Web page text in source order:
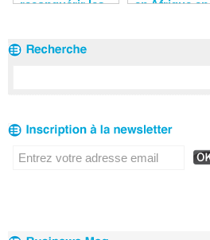
reconquérir les
en Afrique en